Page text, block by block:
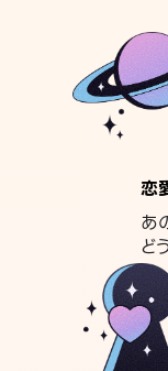
恋
あ
ど